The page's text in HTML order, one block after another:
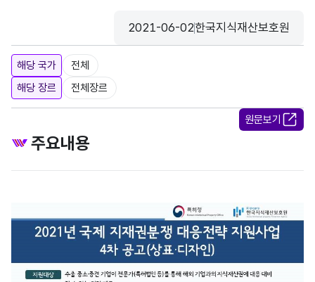
등록일
2021-06-02
수집기관
한국지식재산보호원
해당 국가
전체
해당 장르
전체장르
원문보기
주요내용